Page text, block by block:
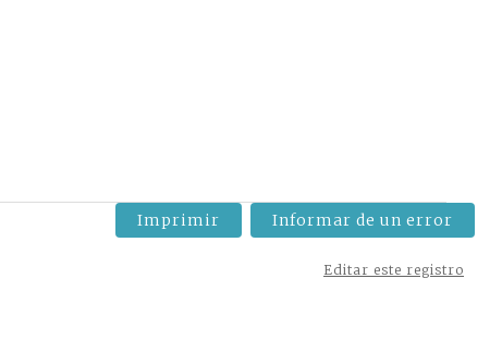
Imprimir Informar de un error
Editar este registro